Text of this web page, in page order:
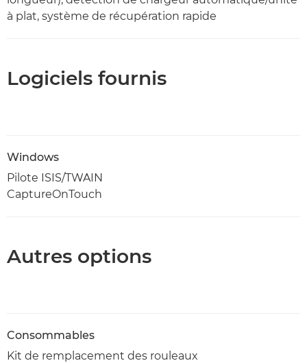
à plat, système de récupération rapide
Logiciels fournis
Windows
Pilote ISIS/TWAIN
CaptureOnTouch
Autres options
Consommables
Kit de remplacement des rouleaux